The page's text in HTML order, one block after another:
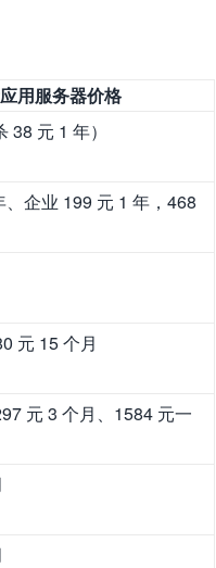
用服务器价格
38 元 1 年）
企业 199 元 1 年，468
元 15 个月
元 3 个月、1584 元一